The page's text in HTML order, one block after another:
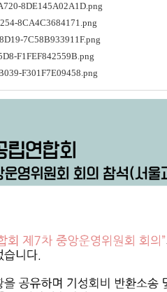
8DE145A02A1D.png
8CA4C3684171.png
7C58B933911F.png
F1FEF842559B.png
F301F7E09458.png